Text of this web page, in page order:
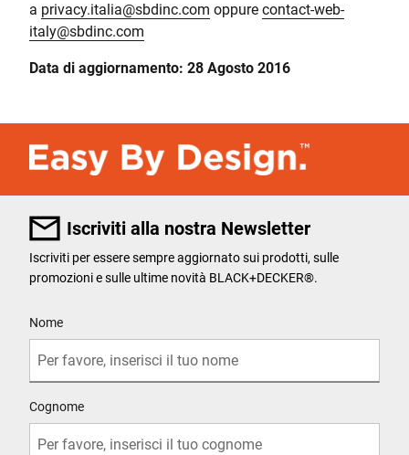
a privacy.italia@sbdinc.com oppure contact-web-
italy@sbdinc.com
Data di aggiornamento: 28 Agosto 2016
Iscriviti alla nostra Newsletter
Iscriviti per essere sempre aggiornato sui prodotti, sulle
promozioni e sulle ultime novità BLACK+DECKER®.
Nome
Cognome